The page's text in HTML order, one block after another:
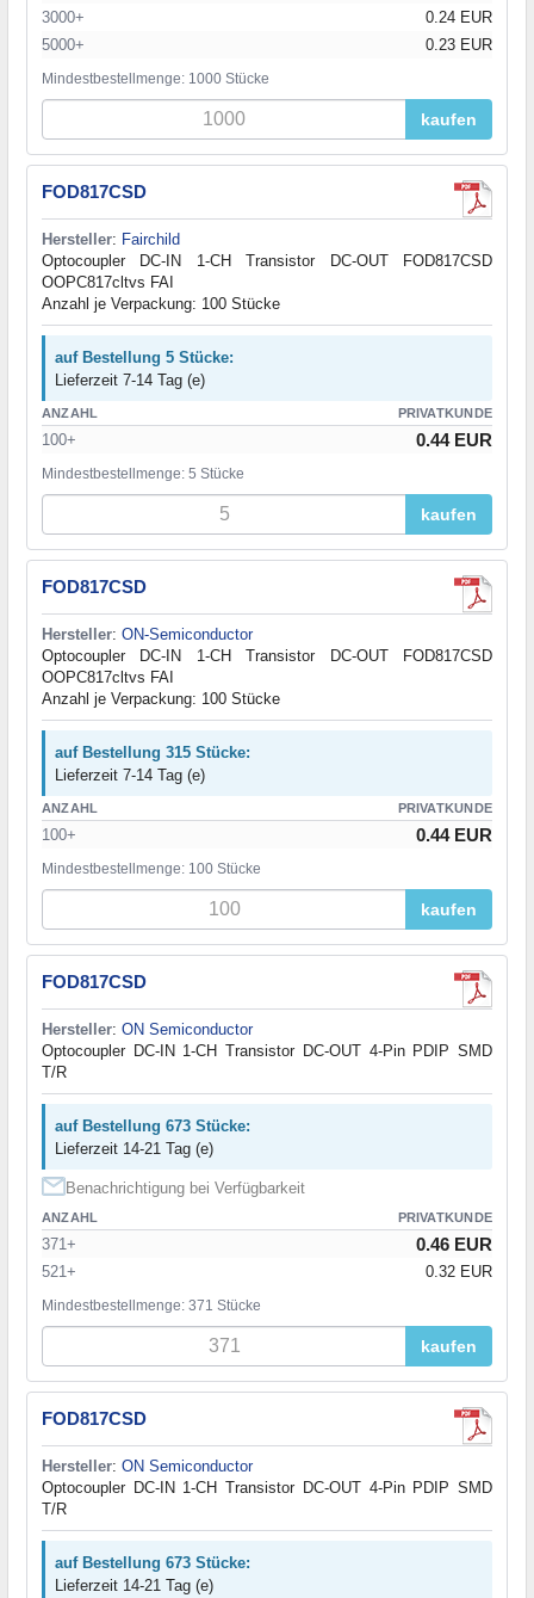
3000+
0.24 EUR
5000+
0.23 EUR
Mindestbestellmenge: 1000 Stücke
kaufen
FOD817CSD
Hersteller: Fairchild
Optocoupler DC-IN 1-CH Transistor DC-OUT FOD817CSD
OOPC817cltvs FAI
Anzahl je Verpackung: 100 Stücke
auf Bestellung 5 Stücke:
Lieferzeit 7-14 Tag (e)
ANZAHL PRIVATKUNDE
100+ 0.44 EUR
Mindestbestellmenge: 5 Stücke
kaufen
FOD817CSD
Hersteller: ON-Semiconductor
Optocoupler DC-IN 1-CH Transistor DC-OUT FOD817CSD
OOPC817cltvs FAI
Anzahl je Verpackung: 100 Stücke
auf Bestellung 315 Stücke:
Lieferzeit 7-14 Tag (e)
ANZAHL PRIVATKUNDE
100+ 0.44 EUR
Mindestbestellmenge: 100 Stücke
kaufen
FOD817CSD
Hersteller: ON Semiconductor
Optocoupler DC-IN 1-CH Transistor DC-OUT 4-Pin PDIP SMD
T/R
auf Bestellung 673 Stücke:
Lieferzeit 14-21 Tag (e)
Benachrichtigung bei Verfügbarkeit
ANZAHL PRIVATKUNDE
371+ 0.46 EUR
521+ 0.32 EUR
Mindestbestellmenge: 371 Stücke
kaufen
FOD817CSD
Hersteller: ON Semiconductor
Optocoupler DC-IN 1-CH Transistor DC-OUT 4-Pin PDIP SMD
T/R
auf Bestellung 673 Stücke:
Lieferzeit 14-21 Tag (e)